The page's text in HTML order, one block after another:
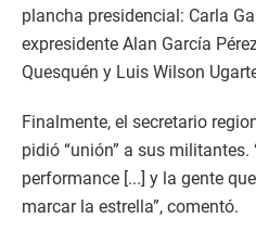
plancha presidencial: Carla
expresidente Alan García
Quesquén y Luis Wilson
Finalmente, el secretario
pidió “unión” a sus
performance [...] y la gente
marcar la estrella”, comentó.